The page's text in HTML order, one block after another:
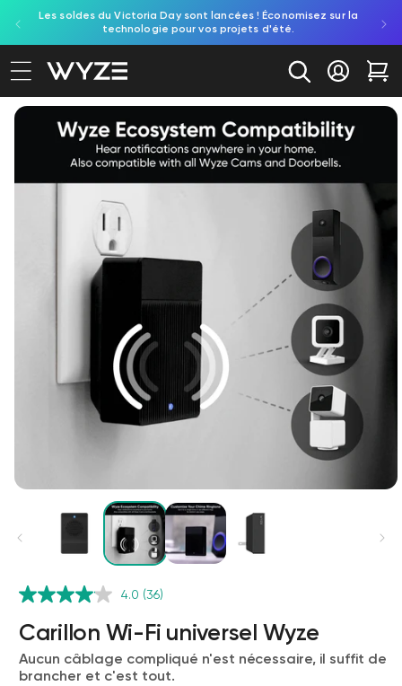
au contenu
d'accessibilité
Les soldes du Victoria Day sont lancées ! Économisez sur la
technologie pour vos projets d'été.
Se
L'image 2 est maintenant disponible dans la vue
informations produit
4.0 (36)
Carillon Wi-Fi universel Wyze
Aucun câblage compliqué n'est nécessaire, il suffit de
brancher et c'est tout.
Verrou Wyze v2